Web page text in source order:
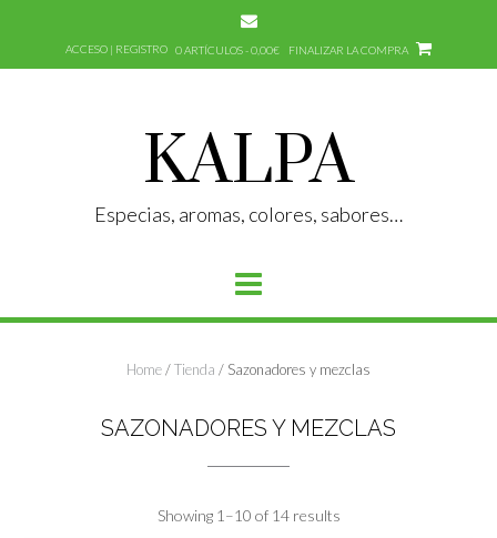
ACCESO | REGISTRO 0 ARTÍCULOS - 0,00€ FINALIZAR LA COMPRA
KALPA
Especias, aromas, colores, sabores…
Home/Tienda / Sazonadores y mezclas
SAZONADORES Y MEZCLAS
Showing 1–10 of 14 results